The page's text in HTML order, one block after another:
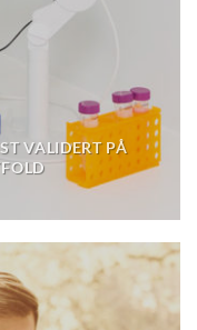
VALIDERT PÅ